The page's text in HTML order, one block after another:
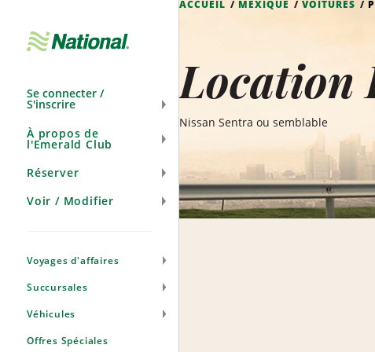
navigation
Se connecter /
S'inscrire
À propos de
l'Emerald Club
Réserver
Voir / Modifier
Voyages d'affaires
Succursales
Véhicules
Offres Spéciales
ACCUEIL MEXIQUE VOITURES
Location
Nissan Sentra ou semblable